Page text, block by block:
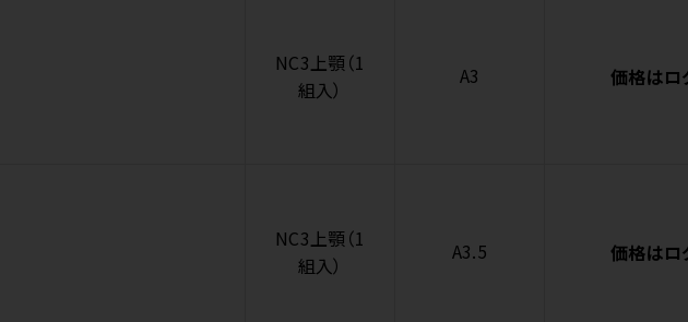
NC3上顎（1
組入）
A3 価格はロ
NC3上顎（1
組入）
A3.5 価格はロ